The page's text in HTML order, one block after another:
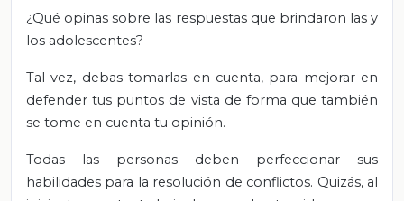
¿Qué opinas sobre las respuestas que brindaron las y
los adolescentes?
Tal vez, debas tomarlas en cuenta, para mejorar en
defender tus puntos de vista de forma que también
se tome en cuenta tu opinión.
Todas las personas deben perfeccionar sus
habilidades para la resolución de conflictos. Quizás, al